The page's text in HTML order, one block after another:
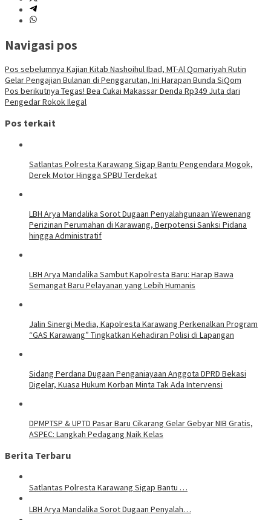
Navigasi pos
Pos sebelumnya Kajian Kitab Nashoihul Ibad, MT-Al Qomariyah Rutin
Gelar Pengajian Bulanan di Penggarutan, Ini Harapan Bunda SiQom
Pos berikutnya Tegas! Bea Cukai Makassar Denda Rp349 Juta dari
Pengedar Rokok Ilegal
Pos terkait
Satlantas Polresta Karawang Sigap Bantu Pengendara Mogok,
Derek Motor Hingga SPBU Terdekat
LBH Arya Mandalika Sorot Dugaan Penyalahgunaan Wewenang
Perizinan Perumahan di Karawang, Berpotensi Sanksi Pidana
hingga Administratif
LBH Arya Mandalika Sambut Kapolresta Baru: Harap Bawa
Semangat Baru Pelayanan yang Lebih Humanis
Jalin Sinergi Media, Kapolresta Karawang Perkenalkan Program
“GAS Karawang” Tingkatkan Kehadiran Polisi di Lapangan
Sidang Perdana Dugaan Penganiayaan Anggota DPRD Bekasi
Digelar, Kuasa Hukum Korban Minta Tak Ada Intervensi
DPMPTSP & UPTD Pasar Baru Cikarang Gelar Gebyar NIB Gratis,
ASPEC: Langkah Pedagang Naik Kelas
Berita Terbaru
Satlantas Polresta Karawang Sigap Bantu …
LBH Arya Mandalika Sorot Dugaan Penyalah…